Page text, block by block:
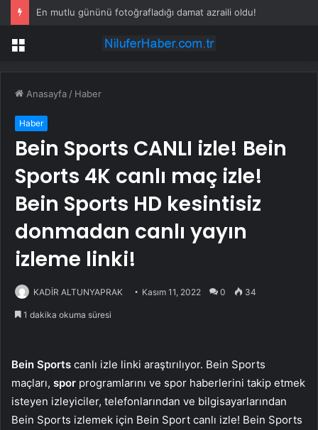
En mutlu gününü fotoğrafladığı damat azraili oldu!
Menü
Anasayfa / Haber
Haber
Bein Sports CANLI izle! Bein
Sports 4K canlı maç izle!
Bein Sports HD kesintisiz
donmadan canlı yayın
izleme linki!
KADİR ALTUNYAPRAK Kasım 11, 2022 0 34
1 dakika okuma süresi
Bein Sports canlı izle linki araştırılıyor. Bein Sports
maçları, spor programlarını ve spor haberlerini takip etmek
isteyen izleyiciler, telefonlarından ve bilgisayarlarından
Bein Sports izlemek için Bein Sport canlı izle! Bein Sports